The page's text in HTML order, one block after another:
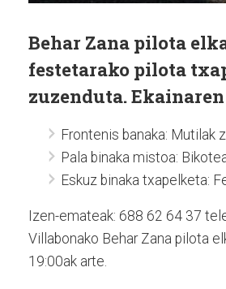
Behar Zana pilota
festetarako pilota
zuzenduta.
Frontenis banaka: Mutilak
Pala binaka mistoa:
Eskuz binaka txapelketa:
Izen-emateak: 688 62 64 37
Villabonako Behar Zana pilota
19:00ak arte.